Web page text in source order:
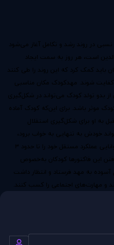
در روند رشد و تكامل آغاز می‌شود
است، هر روز به سمت ایجاد
باید کمک کرد که این روند را طی کنند
شوند. مهدکودک مکان مناسبی
از بدو تولد کودک می‌تواند در شکل‌گیری
موثر باشد. برای این‌که کودک آماده
به او برای شکل‌گیری استقلال
خودش به تنهایی به خواب برود،
خودش غذایش را بخورد و در نتیجه توانایی عملکرد مستقل خود را تا حدود 3
این فاكتورها کودکان به‌خصوص
با خیال آسوده به مهد فرستاد و انتظار داشت
و مهارت‌های اجتماعی را كسب كنند.